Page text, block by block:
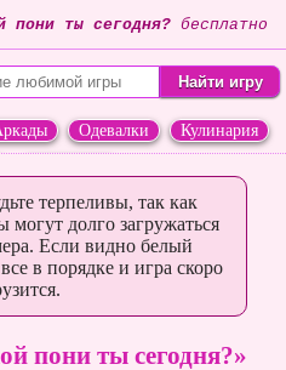
пони ты сегодня? бесплатно
Одевалки
Кулинария
терпеливы, так как
долго загружаться
Если видно белый
в порядке и игра скоро
пони ты сегодня?»